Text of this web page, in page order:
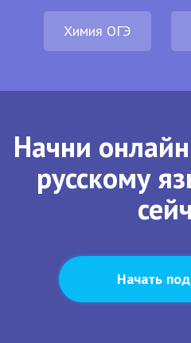
Химия ОГЭ
Начни
русскому
Начать